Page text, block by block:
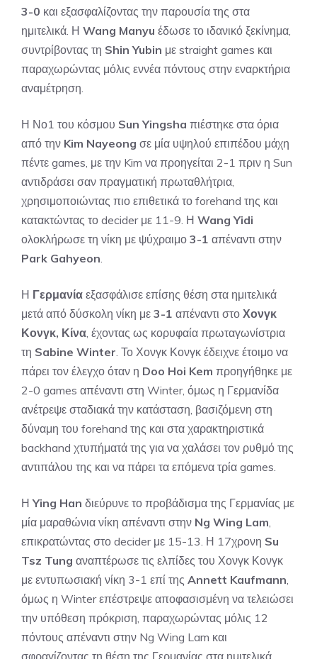
3-0 και εξασφαλίζοντας την παρουσία της στα
ημιτελικά. Η Wang Manyu έδωσε το ιδανικό ξεκίνημα,
συντρίβοντας τη Shin Yubin με straight games και
παραχωρώντας μόλις εννέα πόντους στην εναρκτήρια
αναμέτρηση.
Η Νο1 του κόσμου Sun Yingsha πιέστηκε στα όρια
από την Kim Nayeong σε μία υψηλού επιπέδου μάχη
πέντε games, με την Kim να προηγείται 2-1 πριν η Sun
αντιδράσει σαν πραγματική πρωταθλήτρια,
χρησιμοποιώντας πιο επιθετικά το forehand της και
κατακτώντας το decider με 11-9. Η Wang Yidi
ολοκλήρωσε τη νίκη με ψύχραιμο 3-1 απέναντι στην
Park Gahyeon.
Η Γερμανία εξασφάλισε επίσης θέση στα ημιτελικά
μετά από δύσκολη νίκη με 3-1 απέναντι στο Χονγκ
Κονγκ, Κίνα, έχοντας ως κορυφαία πρωταγωνίστρια
τη Sabine Winter. Το Χονγκ Κονγκ έδειχνε έτοιμο να
πάρει τον έλεγχο όταν η Doo Hoi Kem προηγήθηκε με
2-0 games απέναντι στη Winter, όμως η Γερμανίδα
ανέτρεψε σταδιακά την κατάσταση, βασιζόμενη στη
δύναμη του forehand της και στα χαρακτηριστικά
backhand χτυπήματά της για να χαλάσει τον ρυθμό της
αντιπάλου της και να πάρει τα επόμενα τρία games.
ΗYing Han διεύρυνε το προβάδισμα της Γερμανίας με
μία μαραθώνια νίκη απέναντι στην Ng Wing Lam,
επικρατώντας στο decider με 15-13. Η 17χρονη Su
Tsz Tung αναπτέρωσε τις ελπίδες του Χονγκ Κονγκ
με εντυπωσιακή νίκη 3-1 επί της Annett Kaufmann,
όμως η Winter επέστρεψε αποφασισμένη να τελειώσει
την υπόθεση πρόκριση, παραχωρώντας μόλις 12
πόντους απέναντι στην Ng Wing Lam και
σφραγίζοντας τη θέση της Γερμανίας στα ημιτελικά.